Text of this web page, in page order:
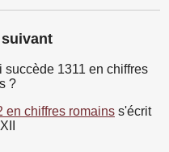
succède 1311 en chiffres
?
en chiffres romains s'écrit